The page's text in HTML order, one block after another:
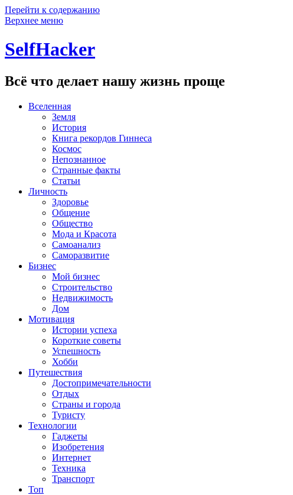
Перейти к содержанию
Верхнее меню
SelfHacker
Всё что делает нашу жизнь проще
Вселенная
Земля
История
Книга рекордов Гиннеса
Космос
Непознанное
Странные факты
Статьи
Личность
Здоровье
Общение
Общество
Мода и Красота
Самоанализ
Саморазвитие
Бизнес
Мой бизнес
Строительство
Недвижимость
Дом
Мотивация
Истории успеха
Короткие советы
Успешность
Хобби
Путешествия
Достопримечательности
Отдых
Страны и города
Туристу
Технологии
Гаджеты
Изобретения
Интернет
Техника
Транспорт
Топ